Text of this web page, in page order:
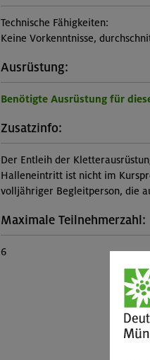
Technische Fähigkeiten:
Keine Vorkenntnisse,
Ausrüstung:
Benötigte Ausrüstung für
Zusatzinfo:
Der Entleih der
Halleneintritt ist nicht im
volljähriger Begleitperson, die
Maximale Teilnehmerzahl:
6